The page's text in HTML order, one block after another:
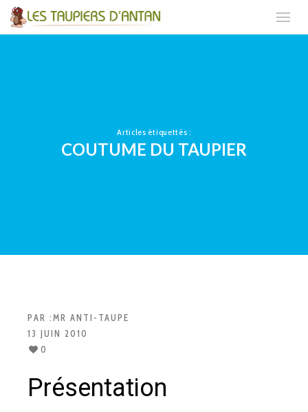
Articles étiquettés :
COUTUME DU TAUPIER
PAR :MR ANTI-TAUPE
13 JUIN 2010
0
Présentation